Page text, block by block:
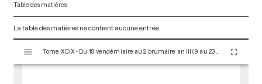
Table des matières
La table des matières ne contient aucune entrée.
s